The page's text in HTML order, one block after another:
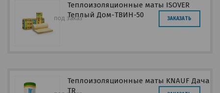
Теплоизоляционные маты ISOVER
Теплый Дом-ТВИН-50
под заказ ЗАКАЗАТЬ
Теплоизоляционные маты KNAUF Дача
TR